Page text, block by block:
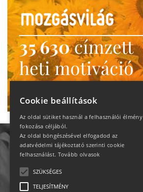
35 630címzett
heti motiváció
Ne maradj le!
Cookie beállítások
Az oldal sütiket használ a felhasználói élmény
fokozása céljából.
Az oldal böngészésével elfogadod az
adatvédelmi tájékoztató szerinti cookie
felhasználást. Tovább olvasok
SZÜKSÉGES
TELJESÍTMÉNY